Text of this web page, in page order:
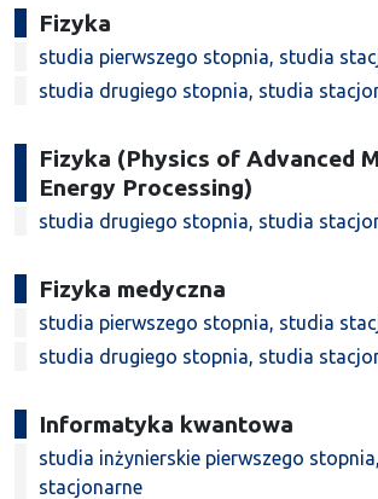
Fizyka
studia pierwszego stopnia, studia
studia drugiego stopnia, studia
Fizyka (Physics of Advanced
Energy Processing)
studia drugiego stopnia, studia
Fizyka medyczna
studia pierwszego stopnia, studia
studia drugiego stopnia, studia
Informatyka kwantowa
studia inżynierskie pierwszego
stacjonarne